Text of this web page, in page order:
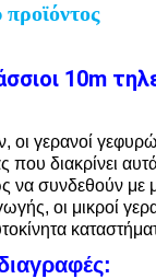
10m
οι γερανοί
που διακρίνει
συνδεθούν με
οι μικροί